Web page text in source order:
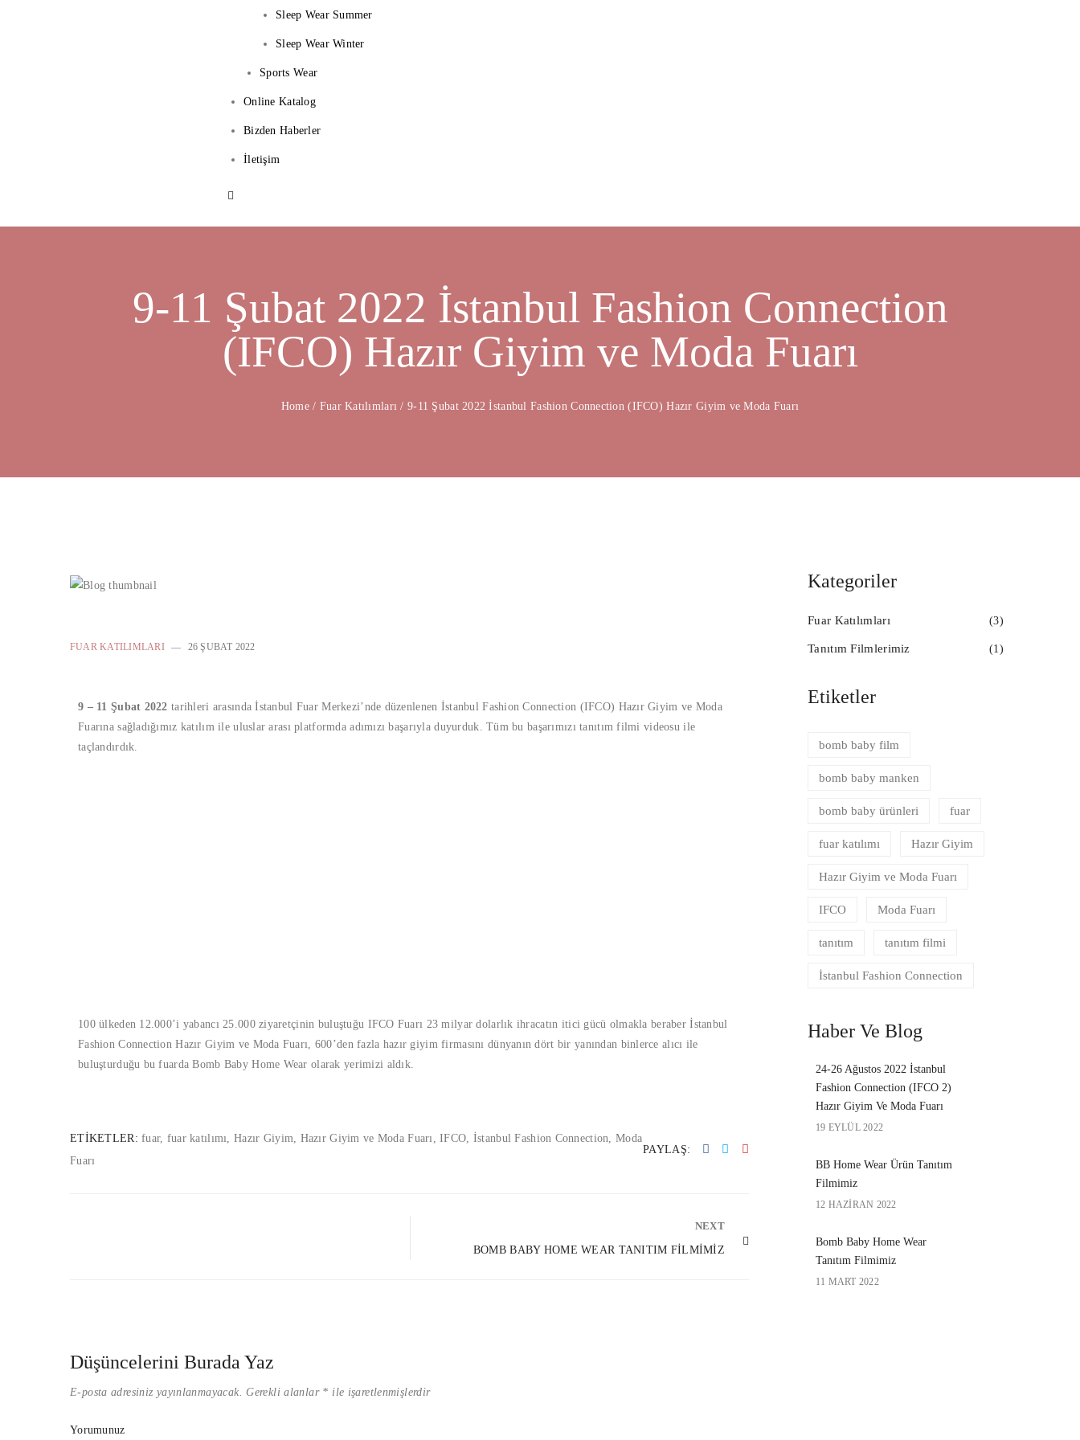
Sleep Wear Summer
Sleep Wear Winter
Sports Wear
Online Katalog
Bizden Haberler
İletişim
9-11 Şubat 2022 İstanbul Fashion Connection
(IFCO) Hazır Giyim ve Moda Fuarı
Home / Fuar Katılımları / 9-11 Şubat 2022 İstanbul Fashion Connection (IFCO) Hazır Giyim ve Moda Fuarı
FUAR KATILIMLARI 26 ŞUBAT 2022
9 – 11 Şubat 2022 tarihleri arasında İstanbul Fuar Merkezi’nde düzenlenen İstanbul Fashion Connection (IFCO) Hazır Giyim ve Moda
Fuarına sağladığımız katılım ile uluslar arası platformda adımızı başarıyla duyurduk. Tüm bu başarımızı tanıtım filmi videosu ile
taçlandırdık.
100 ülkeden 12.000’i yabancı 25.000 ziyaretçinin buluştuğu IFCO Fuarı 23 milyar dolarlık ihracatın itici gücü olmakla beraber İstanbul
Fashion Connection Hazır Giyim ve Moda Fuarı, 600’den fazla hazır giyim firmasını dünyanın dört bir yanından binlerce alıcı ile
buluşturduğu bu fuarda Bomb Baby Home Wear olarak yerimizi aldık.
ETIKETLER:fuar, fuar katılımı Hazır Giyim Hazır Giyim ve Moda Fuarı ,IFCO İstanbul Fashion Connection ,Moda
Fuarı
PAYLAŞ:
NEXT
BOMB BABY HOME WEAR TANITIM FILMIMIZ
Düşüncelerini Burada Yaz
E-posta adresiniz yayınlanmayacak. Gerekli alanlar * ile işaretlenmişlerdir
Yorumunuz
Kategoriler
Fuar Katılımları (3)
Tanıtım Filmlerimiz (1)
Etiketler
bomb baby film
bomb baby manken
bomb baby ürünleri fuar
fuar katılımı Hazır Giyim
Hazır Giyim ve Moda Fuarı
IFCO Moda Fuarı
tanıtım tanıtım filmi
İstanbul Fashion Connection
Haber Ve Blog
24-26 Ağustos 2022 İstanbul
Fashion Connection (IFCO 2)
Hazır Giyim Ve Moda Fuarı
19 EYLÜL 2022
BB Home Wear Ürün Tanıtım
Filmimiz
12 HAZIRAN 2022
Bomb Baby Home Wear
Tanıtım Filmimiz
11 MART 2022